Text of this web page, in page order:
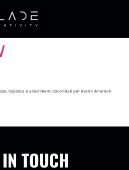
logistica e allestimenti coordinati per eventi itineranti
TOUCH